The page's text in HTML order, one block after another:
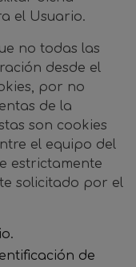
el Usuario.
no todas las
desde el
por no
de la
son cookies
el equipo del
estrictamente
solicitado por el
de